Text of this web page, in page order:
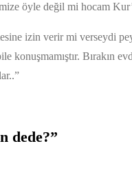
öyle değil mi hocam
izin verir mi verseydi
konuşmamıştır. Bırakın
dede?”